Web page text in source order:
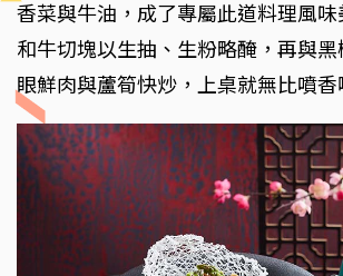
香菜與牛油，成了專屬此道料理風味
和牛切塊以生抽、生粉略醃，再與
眼鮮肉與蘆筍快炒，上桌就無比噴香